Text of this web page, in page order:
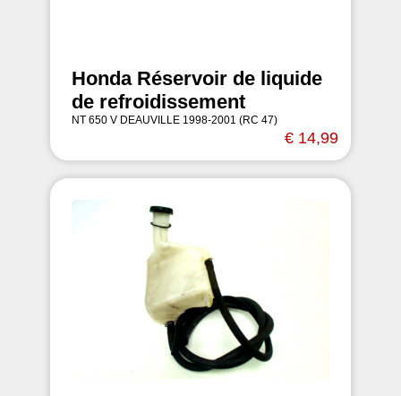
Honda Réservoir de liquide
de refroidissement
NT 650 V DEAUVILLE 1998-2001 (RC 47)
€ 14,99